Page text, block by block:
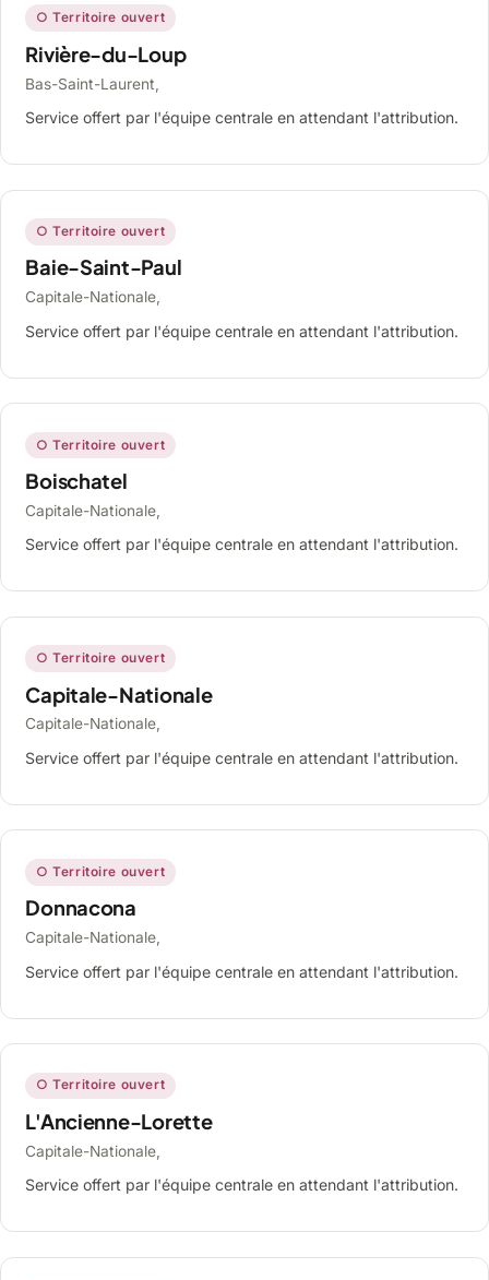
○ Territoire ouvert
Rivière-du-Loup
Bas-Saint-Laurent,
Service offert par l'équipe centrale en attendant l'attribution.
○ Territoire ouvert
Baie-Saint-Paul
Capitale-Nationale,
Service offert par l'équipe centrale en attendant l'attribution.
○ Territoire ouvert
Boischatel
Capitale-Nationale,
Service offert par l'équipe centrale en attendant l'attribution.
○ Territoire ouvert
Capitale-Nationale
Capitale-Nationale,
Service offert par l'équipe centrale en attendant l'attribution.
○ Territoire ouvert
Donnacona
Capitale-Nationale,
Service offert par l'équipe centrale en attendant l'attribution.
○ Territoire ouvert
L'Ancienne-Lorette
Capitale-Nationale,
Service offert par l'équipe centrale en attendant l'attribution.